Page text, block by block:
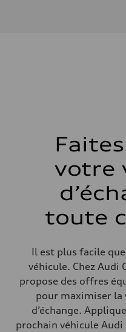
5-link independent with
Système de freinage
Système de freinage
single piston front and single
Electromechanical Steering
Poids brut admissible
Compartiment à bagages
Réservoir de carburant
Données de rendement
votre
toute
Il est plus facile
véhicule. Chez Audi
propose des offres
pour maximiser la
d’échange.
prochain véhicule Audi